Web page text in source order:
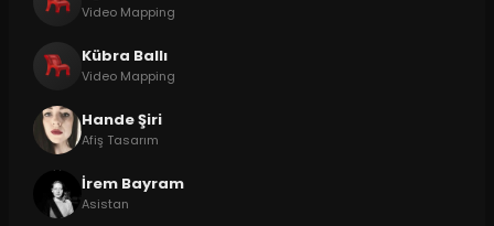
Video Mapping
Kübra Ballı
Video Mapping
Hande Şiri
Afiş Tasarım
İrem Bayram
Asistan